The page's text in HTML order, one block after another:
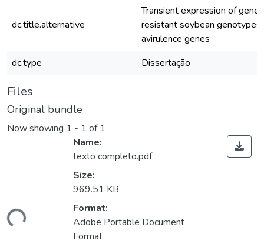
dc.title.alternative
Transient expression of
resistant soybean
avirulence genes
dc.type
Dissertação
Files
Original bundle
Now showing 1 - 1 of 1
Loading...
Name:
texto completo.pdf
Size:
969.51 KB
Format:
Adobe Portable Document
Format